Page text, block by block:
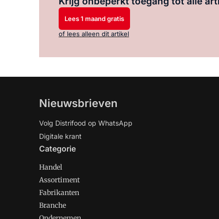
Lees 1 maand gratis
of lees alleen dit artikel
Nieuwsbrieven
Volg Distrifood op WhatsApp
Digitale krant
Categorie
Handel
Assortiment
Fabrikanten
Branche